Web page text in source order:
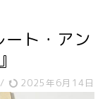
ト・アン
/ 2025年6月14日